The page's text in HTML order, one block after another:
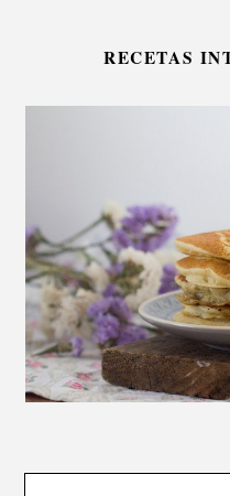
RECETAS